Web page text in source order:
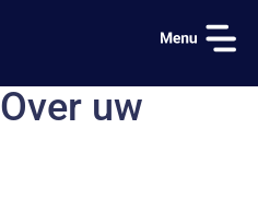
Over uw